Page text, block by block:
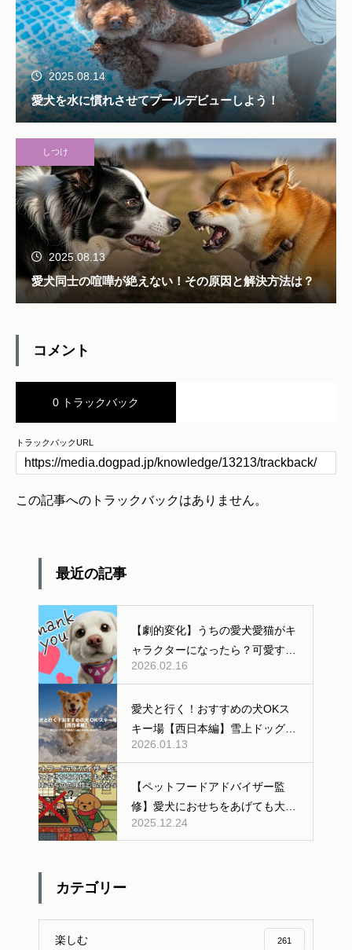
2025.08.14
愛犬を水に慣れさせてプールデビューしよう！
しつけ
2025.08.13
愛犬同士の喧嘩が絶えない！その原因と解決方法は？
コメント
0 トラックバック
トラックバックURL
この記事へのトラックバックはありません。
最近の記事
【劇的変化】うちの愛犬愛猫がキ
ャラクターになったら？可愛すぎ
る「AI変身」ギャラリー公開！
2026.02.16
愛犬と行く！おすすめの犬OKス
キー場【西日本編】雪上ドッグラ
ンあり
2026.01.13
【ペットフードアドバイザー監
修】愛犬におせちをあげても大丈
夫？人間用おせちの危険性と安全
2025.12.24
カテゴリー
楽しむ 261